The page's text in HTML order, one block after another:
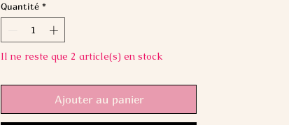
Quantité *
Il ne reste que 2 article(s) en stock
Ajouter au panier